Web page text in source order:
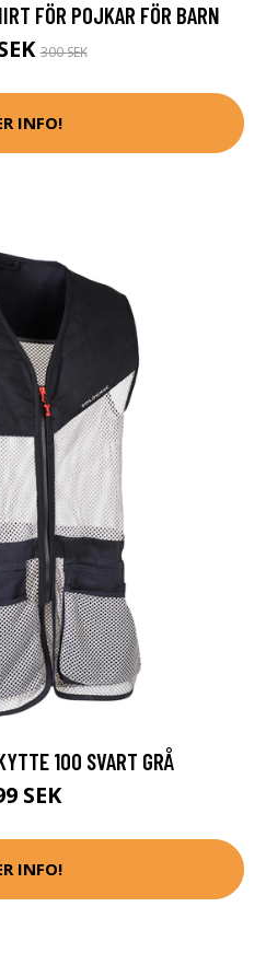
FÖR POJKAR FÖR BARN
300 SEK
INFO!
100 SVART GRÅ
SEK
INFO!